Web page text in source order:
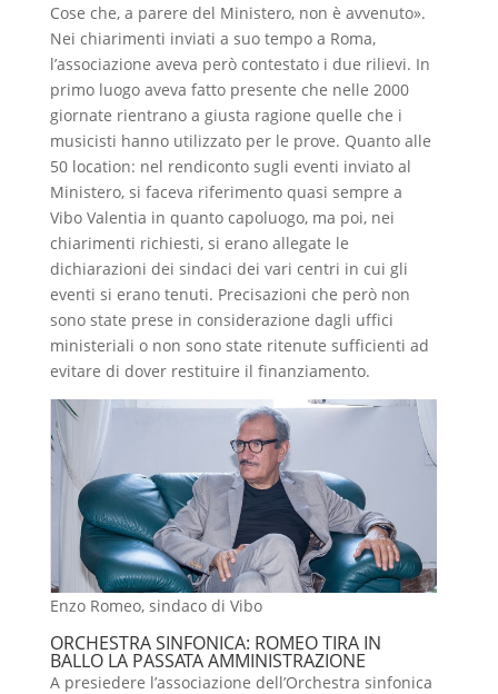
Cose che, a parere del Ministero, non è avvenuto».
Nei chiarimenti inviati a suo tempo a Roma,
l’associazione aveva però contestato i due rilievi. In
primo luogo aveva fatto presente che nelle 2000
giornate rientrano a giusta ragione quelle che i
musicisti hanno utilizzato per le prove. Quanto alle
50 location: nel rendiconto sugli eventi inviato al
Ministero, si faceva riferimento quasi sempre a
Vibo Valentia in quanto capoluogo, ma poi, nei
chiarimenti richiesti, si erano allegate le
dichiarazioni dei sindaci dei vari centri in cui gli
eventi si erano tenuti. Precisazioni che però non
sono state prese in considerazione dagli uffici
ministeriali o non sono state ritenute sufficienti ad
evitare di dover restituire il finanziamento.
Enzo Romeo, sindaco di Vibo
ORCHESTRA SINFONICA: ROMEO TIRA IN
BALLO LA PASSATA AMMINISTRAZIONE
A presiedere l’associazione dell’Orchestra sinfonica